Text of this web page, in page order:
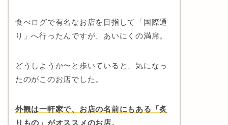
食べログで有名なお店を目指して「国際通
り」へ行ったんですが、あいにくの満席。
どうしようか〜と歩いていると、気になっ
たのがこのお店でした。
外観は一軒家で、お店の名前にもある「炙
りもの」がオススメのお店。